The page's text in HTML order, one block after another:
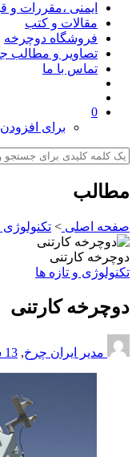
ایمنی ،مقررات و
مقالات و کتب
فروشگاه دوچرخه
تصاویر و مطالب
تماس با ما
0
برای
مطالب
صفحه اصلی > تکنولوژی
دوچرخه کارتنی
تکنولوژی و تازه ها
دوچرخه کارتنی
مدیر ایران چرخ, 13 سال قبل